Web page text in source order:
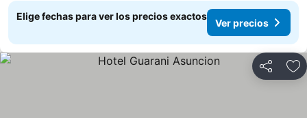
Elige fechas para ver los precios exactos
Ver precios
Compartir